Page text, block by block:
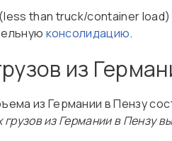
than truck/container load)
консолидацию.
из
из Германии в Пензу
из Германии в Пензу